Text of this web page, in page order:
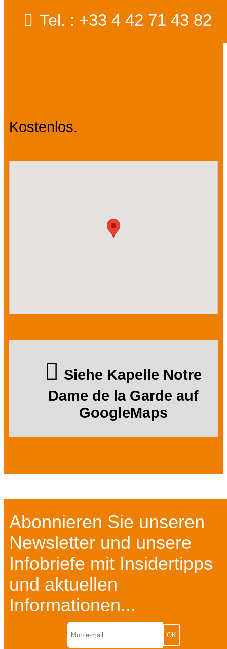
Tel. : +33 4 42 71 43 82
Kostenlos.
Siehe Kapelle Notre
Dame de la Garde auf
GoogleMaps
Abonnieren Sie unseren
Newsletter und unsere
Infobriefe mit Insidertipps
und aktuellen
Informationen...